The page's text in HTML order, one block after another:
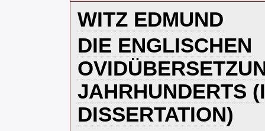
‎WITZ EDMUND‎
‎DIE ENGLISCHEN
JAHRHUNDERTS
DISSERTATION)‎